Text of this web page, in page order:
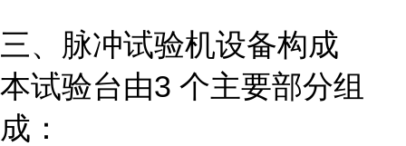
三、脉冲试验机设备构成
本试验台由3 个主要部分组
成：